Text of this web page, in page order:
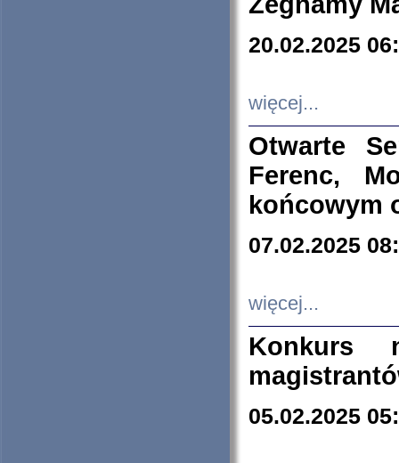
20.02.2025
więcej...
Otwarte
Ferenc,
końcowym
07.02.2025
więcej...
Konkurs
05.02.2025